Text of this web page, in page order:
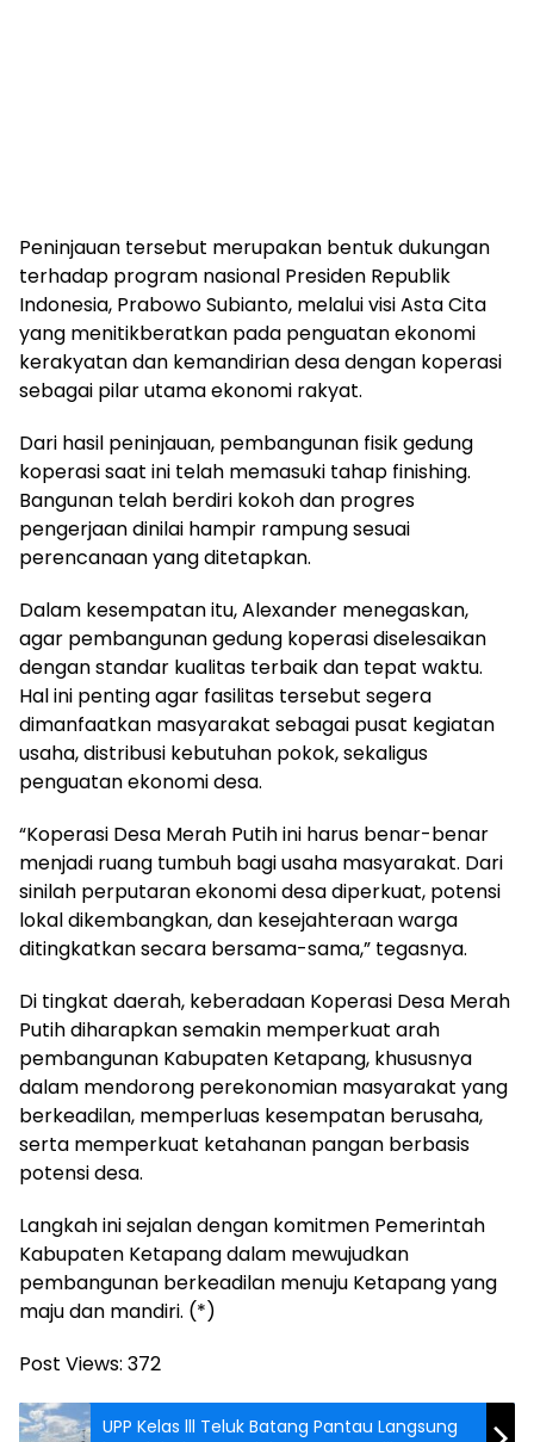
Peninjauan tersebut merupakan bentuk dukungan
terhadap program nasional Presiden Republik
Indonesia, Prabowo Subianto, melalui visi Asta Cita
yang menitikberatkan pada penguatan ekonomi
kerakyatan dan kemandirian desa dengan koperasi
sebagai pilar utama ekonomi rakyat.
Dari hasil peninjauan, pembangunan fisik gedung
koperasi saat ini telah memasuki tahap finishing.
Bangunan telah berdiri kokoh dan progres
pengerjaan dinilai hampir rampung sesuai
perencanaan yang ditetapkan.
Dalam kesempatan itu, Alexander menegaskan,
agar pembangunan gedung koperasi diselesaikan
dengan standar kualitas terbaik dan tepat waktu.
Hal ini penting agar fasilitas tersebut segera
dimanfaatkan masyarakat sebagai pusat kegiatan
usaha, distribusi kebutuhan pokok, sekaligus
penguatan ekonomi desa.
“Koperasi Desa Merah Putih ini harus benar-benar
menjadi ruang tumbuh bagi usaha masyarakat. Dari
sinilah perputaran ekonomi desa diperkuat, potensi
lokal dikembangkan, dan kesejahteraan warga
ditingkatkan secara bersama-sama,” tegasnya.
Di tingkat daerah, keberadaan Koperasi Desa Merah
Putih diharapkan semakin memperkuat arah
pembangunan Kabupaten Ketapang, khususnya
dalam mendorong perekonomian masyarakat yang
berkeadilan, memperluas kesempatan berusaha,
serta memperkuat ketahanan pangan berbasis
potensi desa.
Langkah ini sejalan dengan komitmen Pemerintah
Kabupaten Ketapang dalam mewujudkan
pembangunan berkeadilan menuju Ketapang yang
maju dan mandiri. (*)
Post Views: 372
UPP Kelas lll Teluk Batang Pantau Langsung